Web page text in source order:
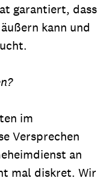
garantiert, dass
kann und
im
Versprechen
an
mal diskret. Wir